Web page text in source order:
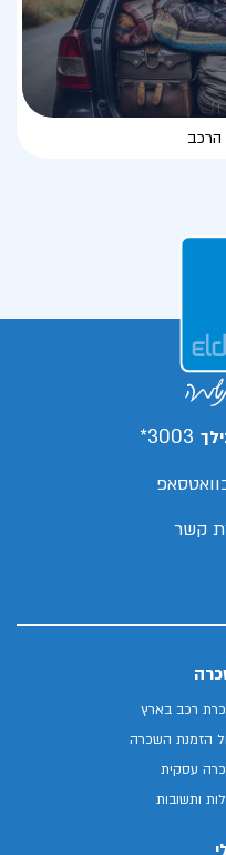
3003*
קשר
רכב בארץ
הזמנת השכרה
עסקית
ותשובות